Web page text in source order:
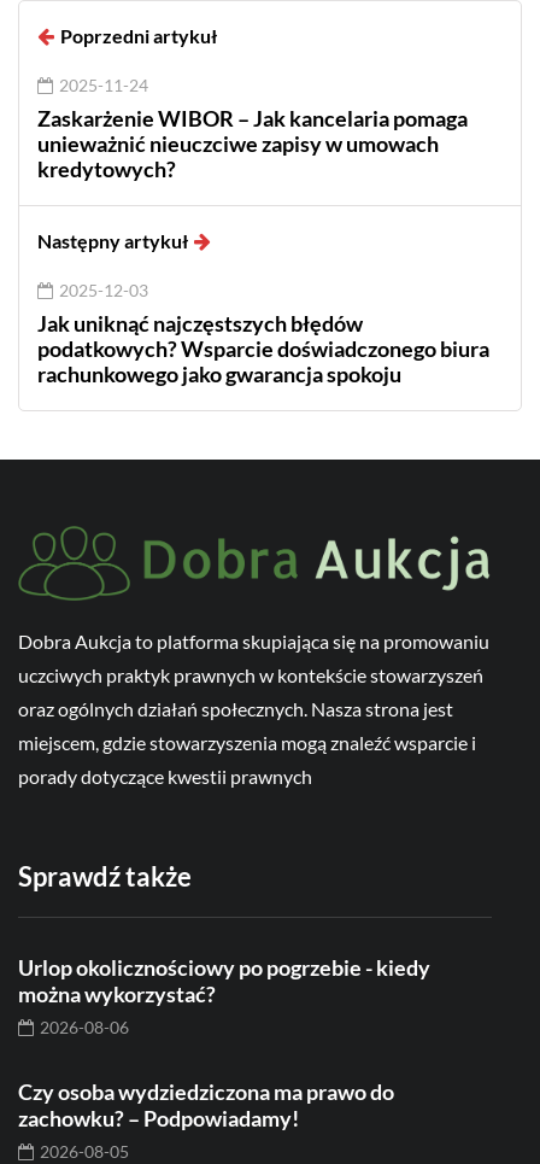
Poprzedni artykuł
2025-11-24
Zaskarżenie WIBOR – Jak kancelaria pomaga
unieważnić nieuczciwe zapisy w umowach
kredytowych?
Następny artykuł
2025-12-03
Jak uniknąć najczęstszych błędów
podatkowych? Wsparcie doświadczonego biura
rachunkowego jako gwarancja spokoju
Dobra Aukcja to platforma skupiająca się na promowaniu
uczciwych praktyk prawnych w kontekście stowarzyszeń
oraz ogólnych działań społecznych. Nasza strona jest
miejscem, gdzie stowarzyszenia mogą znaleźć wsparcie i
porady dotyczące kwestii prawnych
Sprawdź także
Urlop okolicznościowy po pogrzebie - kiedy
można wykorzystać?
2026-08-06
Czy osoba wydziedziczona ma prawo do
zachowku? – Podpowiadamy!
2026-08-05